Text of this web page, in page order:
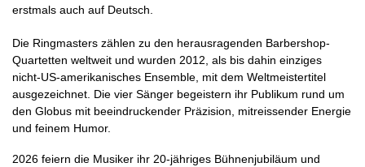
erstmals auch auf Deutsch.
Die Ringmasters zählen zu den herausragenden Barbershop-
Quartetten weltweit und wurden 2012, als bis dahin einziges
nicht-US-amerikanisches Ensemble, mit dem Weltmeistertitel
ausgezeichnet. Die vier Sänger begeistern ihr Publikum rund um
den Globus mit beeindruckender Präzision, mitreissender Energie
und feinem Humor.
2026 feiern die Musiker ihr 20-jähriges Bühnenjubiläum und